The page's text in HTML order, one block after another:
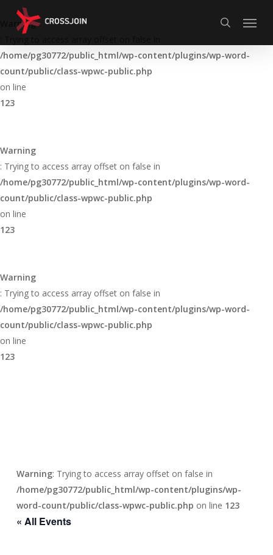
Warning
/home/pg30772/public_html/wp-content/plugins/wp-word-
count/public/class-wpwc-public.php
on line
123
Warning
: Trying to access array offset on false in
/home/pg30772/public_html/wp-content/plugins/wp-word-
count/public/class-wpwc-public.php
on line
123
Warning
: Trying to access array offset on false in
/home/pg30772/public_html/wp-content/plugins/wp-word-
count/public/class-wpwc-public.php
on line
123
content
search
Menu
Warning: Trying to access array offset on false in
/home/pg30772/public_html/wp-content/plugins/wp-
word-count/public/class-wpwc-public.php on line 123
« All Events